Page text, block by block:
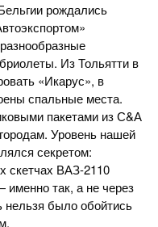
рождались
Из Тольятти в
«Икарус», в
спальные места.
пакетами из С&А
Уровень нашей
секретом:
скетчах ВАЗ-2110
так, а не через
нельзя было обойтись